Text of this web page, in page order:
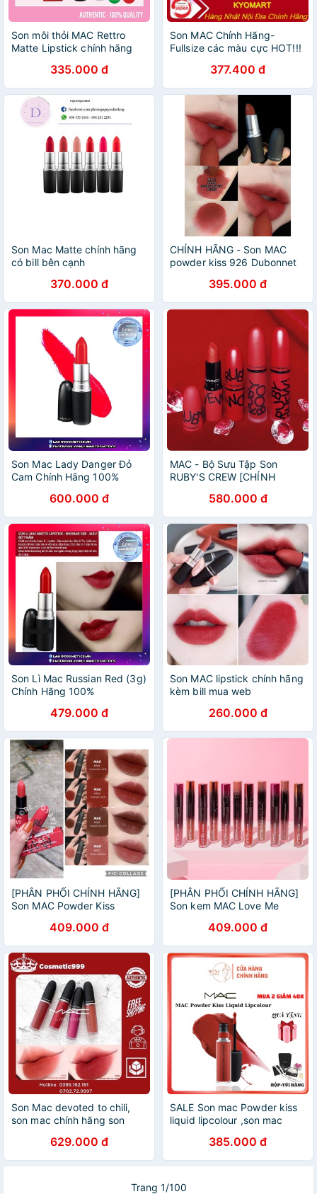
Son môi thỏi MAC Rettro
Matte Lipstick chính hãng
335.000 đ
Son MAC Chính Hãng-
Fullsize các màu cực HOT!!!
377.400 đ
Son Mac Matte chính hãng
có bill bên cạnh
370.000 đ
CHÍNH HÃNG - Son MAC
powder kiss 926 Dubonnet
395.000 đ
Son Mac Lady Danger Đỏ
Cam Chính Hãng 100%
600.000 đ
MAC - Bộ Sưu Tập Son
RUBY'S CREW [CHÍNH
580.000 đ
Son Lì Mac Russian Red (3g)
Chính Hãng 100%
479.000 đ
Son MAC lipstick chính hãng
kèm bill mua web
260.000 đ
[PHÂN PHỐI CHÍNH HÃNG]
Son MAC Powder Kiss
409.000 đ
[PHÂN PHỐI CHÍNH HÃNG]
Son kem MAC Love Me
409.000 đ
Son Mac devoted to chili,
son mac chính hãng son
đất Cosmetic999
629.000 đ
SALE Son mac Powder kiss
liquid lipcolour ,son mac
5ml, Bống cosmestics
385.000 đ
Trang 1/100